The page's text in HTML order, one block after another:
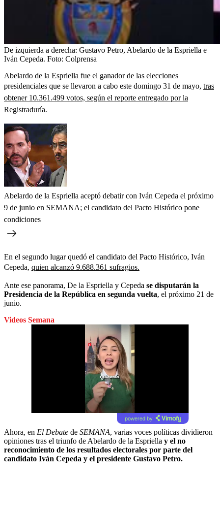
De izquierda a derecha: Gustavo Petro, Abelardo de la Espriella e
Iván Cepeda. Foto: Colprensa
Abelardo de la Espriella fue el ganador de las elecciones
presidenciales que se llevaron a cabo este domingo 31 de mayo, tras
obtener 10.361.499 votos, según el reporte entregado por la
Registraduría.
Abelardo de la Espriella aceptó debatir con Iván Cepeda el próximo
9 de junio en SEMANA; el candidato del Pacto Histórico pone
condiciones
En el segundo lugar quedó el candidato del Pacto Histórico, Iván
Cepeda, quien alcanzó 9.688.361 sufragios.
Ante ese panorama, De la Espriella y Cepeda se disputarán la
Presidencia de la República en segunda vuelta, el próximo 21 de
junio.
Videos Semana
powered by
Ahora, en El Debate de SEMANA, varias voces políticas dividieron
opiniones tras el triunfo de Abelardo de la Espriella y el no
reconocimiento de los resultados electorales por parte del
candidato Iván Cepeda y el presidente Gustavo Petro.